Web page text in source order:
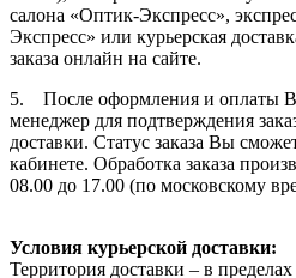
салона «Оптик-Экспресс»,
Экспресс» или курьерская
заказа онлайн на сайте.
5. После оформления и оплаты
менеджер для подтверждения
доставки. Статус заказа Вы
кабинете. Обработка заказа
08.00 до 17.00 (по московскому
Условия курьерской доставки:
Территория доставки – в